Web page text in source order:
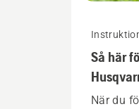
Så här
vintern
När du